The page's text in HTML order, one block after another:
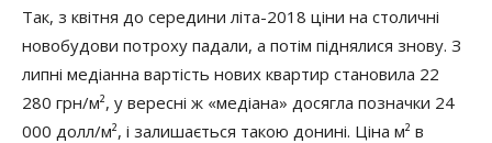
Так, з квітня до середини літа-2018 ціни на столичні
новобудови потроху падали, а потім піднялися знову. З
липні медіанна вартість нових квартир становила 22
280 грн/м², у вересні ж «медіана» досягла позначки 24
000 долл/м², і залишається такою донині. Ціна м² в